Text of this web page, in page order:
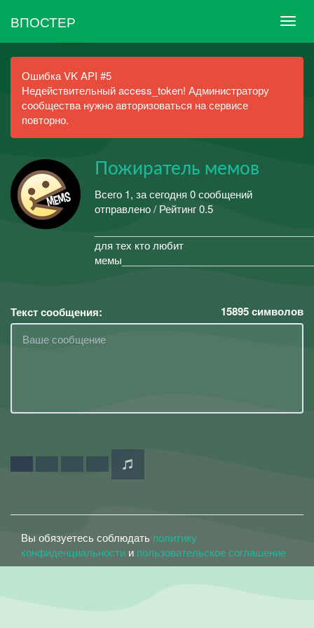
ВПОСТЕР
Ошибка VK API #5
Недействительный access_token! Администратору
сообщества нужно авторизоваться на сервисе
повторно.
Пожиратель мемов
Всего 1, за сегодня 0 сообщений
отправлено / Рейтинг 0.5
для тех кто любит
Текст сообщения: 15895символов
Вы обязуетесь соблюдать политику
конфиденциальности и пользовательское соглашение